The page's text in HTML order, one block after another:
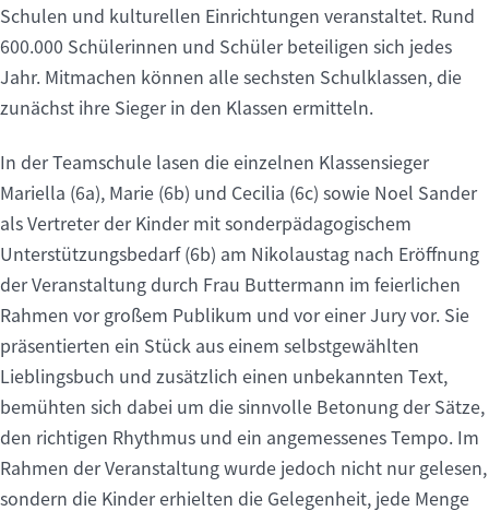
Schulen und kulturellen Einrichtungen veranstaltet. Rund
600.000 Schülerinnen und Schüler beteiligen sich jedes
Jahr. Mitmachen können alle sechsten Schulklassen, die
zunächst ihre Sieger in den Klassen ermitteln.
In der Teamschule lasen die einzelnen Klassensieger
Mariella (6a), Marie (6b) und Cecilia (6c) sowie Noel Sander
als Vertreter der Kinder mit sonderpädagogischem
Unterstützungsbedarf (6b) am Nikolaustag nach Eröffnung
der Veranstaltung durch Frau Buttermann im feierlichen
Rahmen vor großem Publikum und vor einer Jury vor. Sie
präsentierten ein Stück aus einem selbstgewählten
Lieblingsbuch und zusätzlich einen unbekannten Text,
bemühten sich dabei um die sinnvolle Betonung der Sätze,
den richtigen Rhythmus und ein angemessenes Tempo. Im
Rahmen der Veranstaltung wurde jedoch nicht nur gelesen,
sondern die Kinder erhielten die Gelegenheit, jede Menge